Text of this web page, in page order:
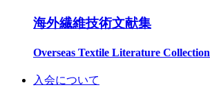
海外繊維技術文献集
Overseas Textile Literature Collection
入会について